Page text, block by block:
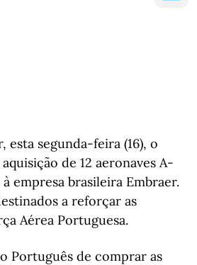
esta segunda-feira (16), o
de 12 aeronaves A-
empresa brasileira Embraer.
a reforçar as
Aérea Portuguesa.
Português de comprar as